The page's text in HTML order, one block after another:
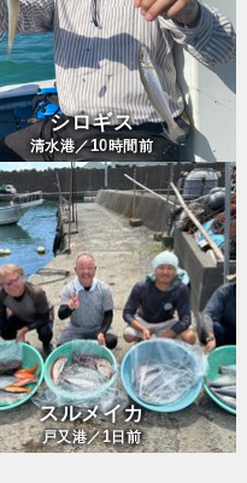
シロギス
清水港／10時間前
スルメイカ
戸又港／1日前